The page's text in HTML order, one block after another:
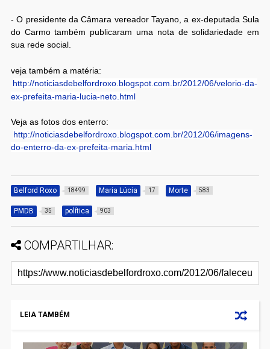
- O presidente da Câmara vereador Tayano, a ex-deputada Sula
do Carmo também publicaram uma nota de solidariedade em
sua rede social.
veja também a matéria:
http://noticiasdebelfordroxo.blogspot.com.br/2012/06/velorio-da-
ex-prefeita-maria-lucia-neto.html
Veja as fotos dos enterro:
http://noticiasdebelfordroxo.blogspot.com.br/2012/06/imagens-
do-enterro-da-ex-prefeita-maria.html
Belford Roxo 18499 Maria Lúcia 17 Morte 583
PMDB 35 política 903
COMPARTILHAR:
LEIA TAMBÉM